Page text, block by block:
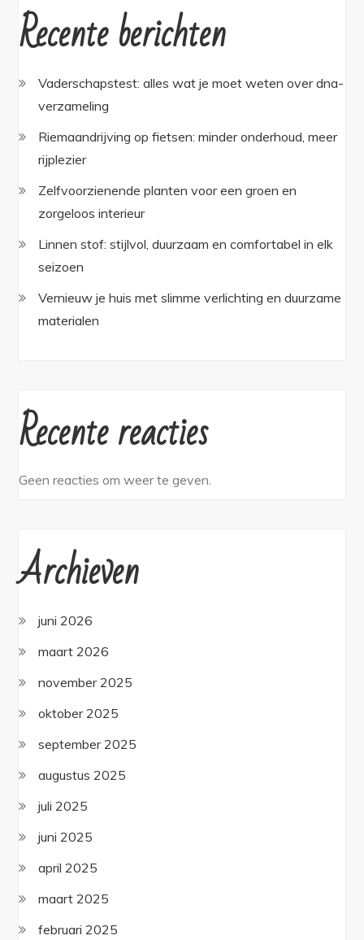
Recente berichten
Vaderschapstest: alles wat je moet weten over dna-
verzameling
Riemaandrijving op fietsen: minder onderhoud, meer
rijplezier
Zelfvoorzienende planten voor een groen en
zorgeloos interieur
Linnen stof: stijlvol, duurzaam en comfortabel in elk
seizoen
Vernieuw je huis met slimme verlichting en duurzame
materialen
Recente reacties
Geen reacties om weer te geven.
Archieven
juni 2026
maart 2026
november 2025
oktober 2025
september 2025
augustus 2025
juli 2025
juni 2025
april 2025
maart 2025
februari 2025